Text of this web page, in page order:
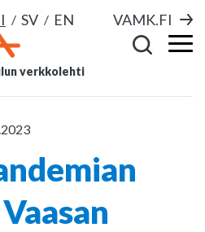
SV EN VAMK.FI
verkkolehti